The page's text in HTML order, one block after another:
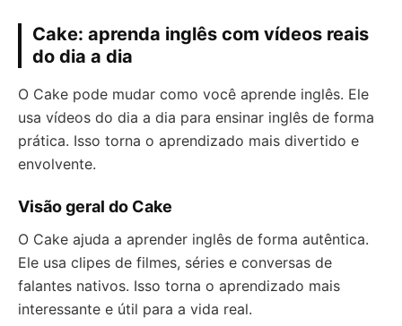
Cake: aprenda inglês com vídeos reais
do dia a dia
O Cake pode mudar como você aprende inglês. Ele
usa vídeos do dia a dia para ensinar inglês de forma
prática. Isso torna o aprendizado mais divertido e
envolvente.
Visão geral do Cake
O Cake ajuda a aprender inglês de forma autêntica.
Ele usa clipes de filmes, séries e conversas de
falantes nativos. Isso torna o aprendizado mais
interessante e útil para a vida real.